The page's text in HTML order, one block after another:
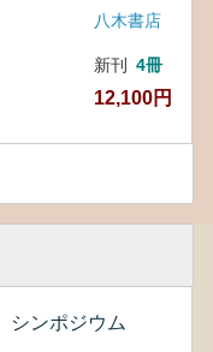
八木書店
新刊 4冊
12,100円
シンポジウム